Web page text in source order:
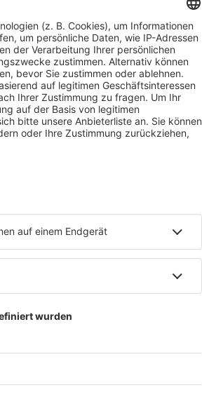
in Deutschland mit 800
sowie in Brüssel; Betreuung
mit eigener Kanzlei in Limburg an